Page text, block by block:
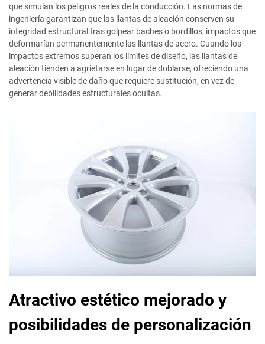
que simulan los peligros reales de la conducción. Las normas de
ingeniería garantizan que las llantas de aleación conserven su
integridad estructural tras golpear baches o bordillos, impactos que
deformarían permanentemente las llantas de acero. Cuando los
impactos extremos superan los límites de diseño, las llantas de
aleación tienden a agrietarse en lugar de doblarse, ofreciendo una
advertencia visible de daño que requiere sustitución, en vez de
generar debilidades estructurales ocultas.
Atractivo estético mejorado y
posibilidades de personalización